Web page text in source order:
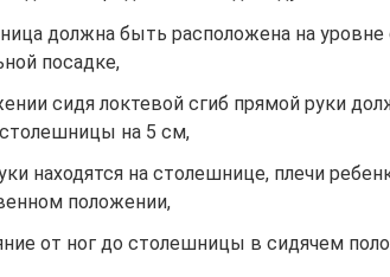
должна быть расположена на уровне
посадке,
сидя локтевой сгиб прямой руки
на 5 см,
находятся на столешнице, плечи
положении,
от ног до столешницы в сидячем